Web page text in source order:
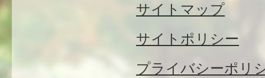
サイトマップ
サイトポリシー
プライバシーポリ